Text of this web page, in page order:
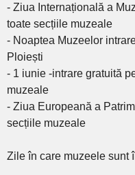
- Ziua Internațională a
toate secțiile muzeale
- Noaptea Muzeelor
Ploiești
- 1 iunie -intrare gratuită
muzeale
- Ziua Europeană a
secțiile muzeale
Zile în care muzeele sunt